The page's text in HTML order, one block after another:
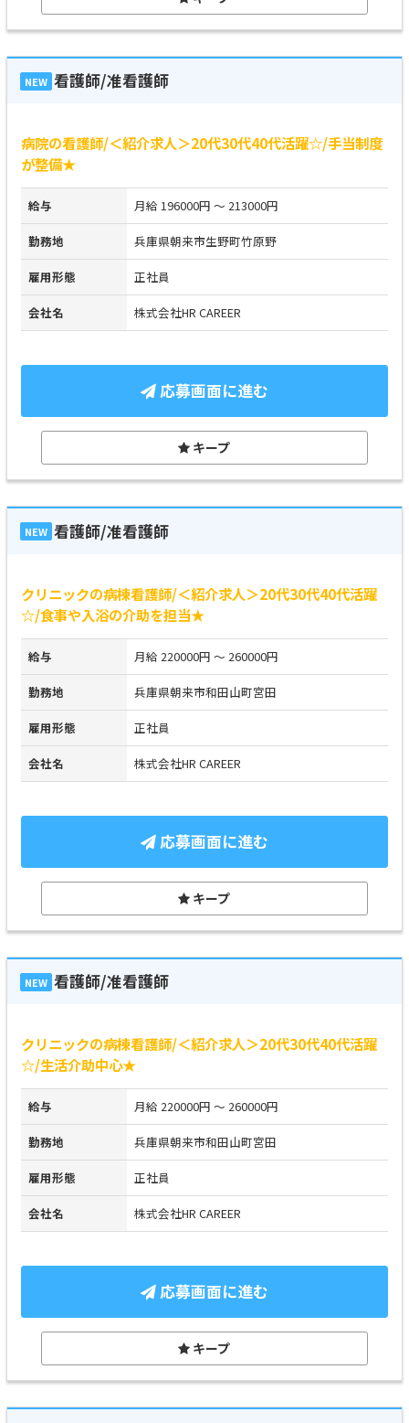
NEW 看護師/准看護師
病院の看護師/＜紹介求人＞20代30代40代活躍☆/手当制度
が整備★
給与 月給 196000円 ～ 213000円
勤務地 兵庫県朝来市生野町竹原野
雇用形態 正社員
会社名 株式会社HR CAREER
応募画面に進む
キープ
NEW 看護師/准看護師
クリニックの病棟看護師/＜紹介求人＞20代30代40代活躍
☆/食事や入浴の介助を担当★
給与 月給 220000円 ～ 260000円
勤務地 兵庫県朝来市和田山町宮田
雇用形態 正社員
会社名 株式会社HR CAREER
応募画面に進む
キープ
NEW 看護師/准看護師
クリニックの病棟看護師/＜紹介求人＞20代30代40代活躍
☆/生活介助中心★
給与 月給 220000円 ～ 260000円
勤務地 兵庫県朝来市和田山町宮田
雇用形態 正社員
会社名 株式会社HR CAREER
応募画面に進む
キープ